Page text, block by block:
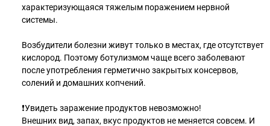
характеризующаяся тяжелым поражением нервной
системы.
Возбудители болезни живут только в местах, где отсутствует
кислород. Поэтому ботулизмом чаще всего заболевают
после употребления герметично закрытых консервов,
солений и домашних копчений.
❗️Увидеть заражение продуктов невозможно!
Внешних вид, запах, вкус продуктов не меняется совсем. И